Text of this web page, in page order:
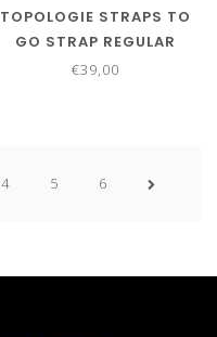
TOPOLOGIE STRAPS TO
GO STRAP REGULAR
FRENCH VANILLA
€39,00
4 5 6